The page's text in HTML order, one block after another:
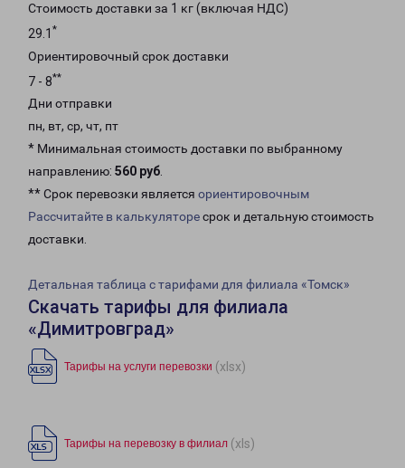
Стоимость доставки за 1 кг (включая НДС)
29.1 *
Ориентировочный срок доставки
7 - 8**
Дни отправки
пн, вт, ср, чт, пт
* Минимальная стоимость доставки по выбранному
направлению: 560 руб.
** Срок перевозки является ориентировочным
Рассчитайте в калькуляторесрок и детальную стоимость
доставки.
Детальная таблица с тарифами для филиала «Томск»
Скачать тарифы для филиала
«Димитровград»
Тарифы на услуги перевозки (xlsx)
Тарифы на перевозку в филиал (xls)